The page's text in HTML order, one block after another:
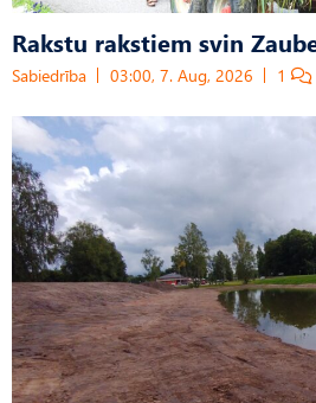
Rakstu rakstiem svin
Sabiedrība 03:00, 7. Aug, 2026 1